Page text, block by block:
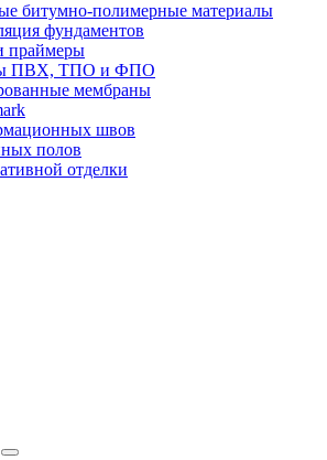
битумно-полимерные материалы
фундаментов
праймеры
ПВХ, ТПО и ФПО
мембраны
швов
полов
отделки